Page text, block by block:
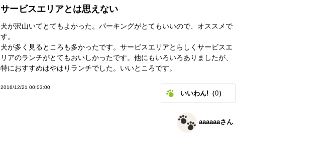
サービスエリアとは思えない
犬が沢山いてとてもよかった。パーキングがとてもいいので、オススメで
す。
犬が多く見るところも多かったです。サービスエリアとらしくサービスエ
リアのランチがとてもおいしかったです。他にもいろいろありましたが、
特におすすめはやはりランチでした。いいところです。
2016/12/21 00:03:00
いいわん!（0）
aaaaaaさん